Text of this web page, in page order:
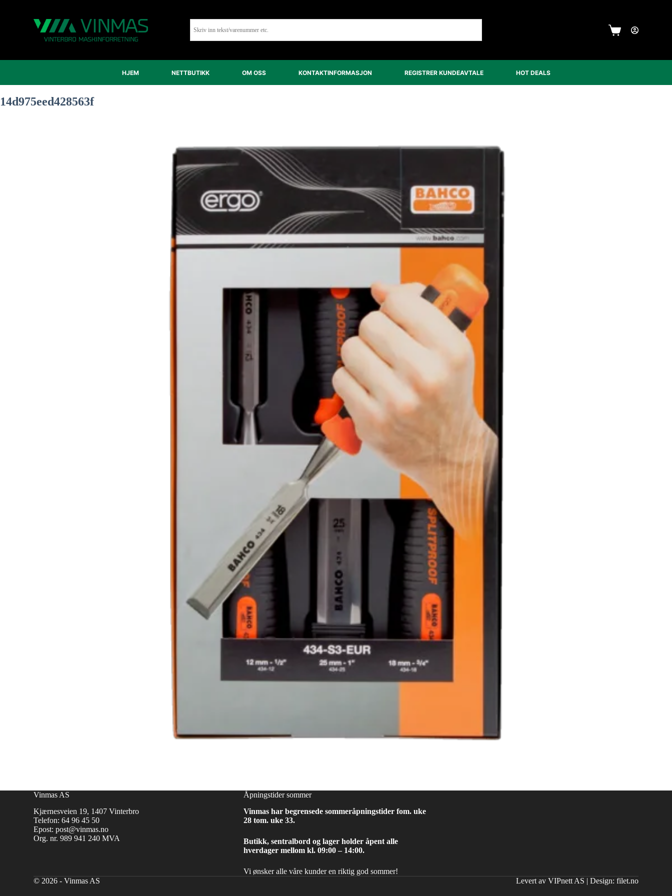
HJEM NETTBUTIKK OM OSS KONTAKTINFORMASJON REGISTRER KUNDEAVTALE HOT DEALS
14d975eed428563f
Vinmas AS
Kjærnesveien 19, 1407 Vinterbro
Telefon:64 96 45 50
Epost:post@vinmas.no
Org. nr. 989 941 240 MVA
Åpningstider sommer
Vinmas har begrensede sommeråpningstider fom. uke
28 tom. uke 33.
Butikk, sentralbord og lager holder åpent alle
hverdager mellom kl. 09:00 – 14:00.
Vi ønsker alle våre kunder en riktig god sommer!
© 2026 - Vinmas AS
Levert av VIPnett AS | Design: filet.no